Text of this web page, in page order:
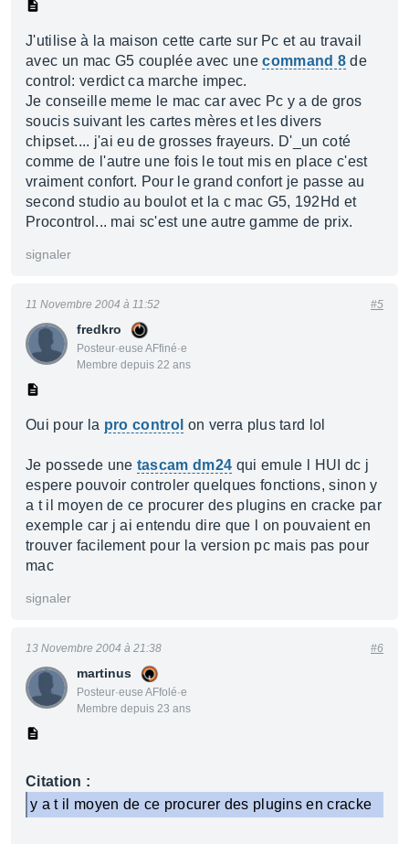
J'utilise à la maison cette carte sur Pc et au travail
avec un mac G5 couplée avec unecommand 8 de
control: verdict ca marche impec.
Je conseille meme le mac car avec Pc y a de gros
soucis suivant les cartes mères et les divers
chipset.... j'ai eu de grosses frayeurs. D'_un coté
comme de l'autre une fois le tout mis en place c'est
vraiment confort. Pour le grand confort je passe au
second studio au boulot et la c mac G5, 192Hd et
Procontrol... mai sc'est une autre gamme de prix.
signaler
fredkro
Posteur·euse AFfiné·e
Membre depuis 22 ans
11 Novembre 2004 à 11:52 #5
Oui pour la pro control on verra plus tard lol
Je possede une tascam dm24 qui emule l HUI dc j
espere pouvoir controler quelques fonctions, sinon y
a t il moyen de ce procurer des plugins en cracke par
exemple car j ai entendu dire que l on pouvaient en
trouver facilement pour la version pc mais pas pour
mac
signaler
martinus
Posteur·euse AFfolé·e
Membre depuis 23 ans
13 Novembre 2004 à 21:38 #6
Citation :
y a t il moyen de ce procurer des plugins en cracke